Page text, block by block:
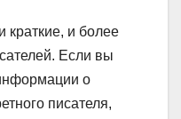
краткие, и более
Если вы
о
писателя,